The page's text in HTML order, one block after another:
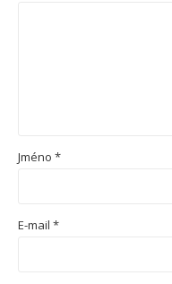
Jméno *
E-mail *